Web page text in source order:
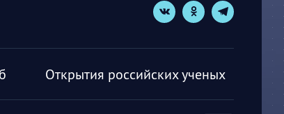
Открытия российских ученых